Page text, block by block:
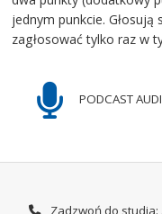
jednym punkcie. Głosują
zagłosować tylko raz w
PODCAST